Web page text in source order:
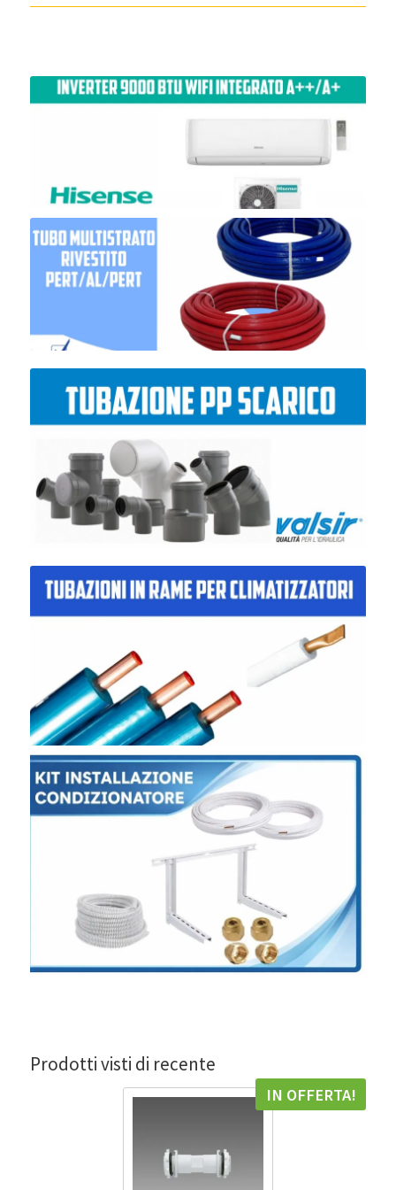
Prodotti visti di recente
IN OFFERTA!